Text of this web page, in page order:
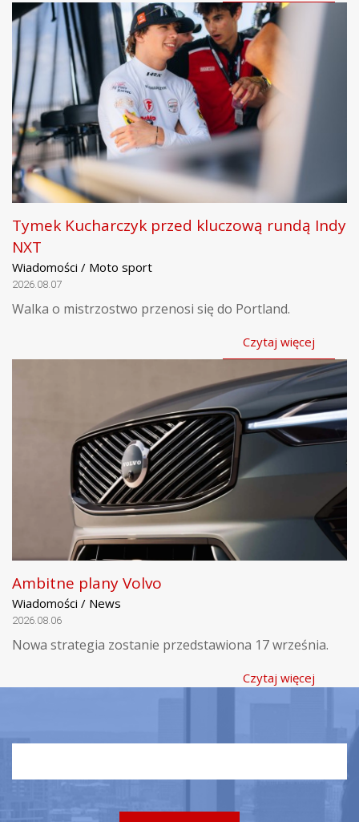
Tymek Kucharczyk przed kluczową rundą Indy
NXT
Wiadomości / Moto sport
2026.08.07
Walka o mistrzostwo przenosi się do Portland.
Czytaj więcej
Ambitne plany Volvo
Wiadomości / News
2026.08.06
Nowa strategia zostanie przedstawiona 17 września.
Czytaj więcej